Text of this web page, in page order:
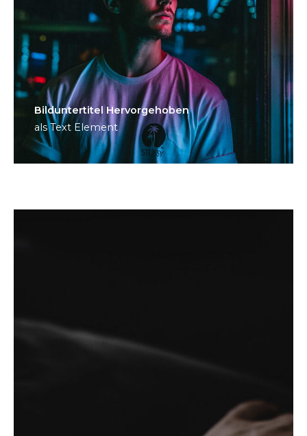
Bild­unter­titel Hervorgehoben
als Text Element